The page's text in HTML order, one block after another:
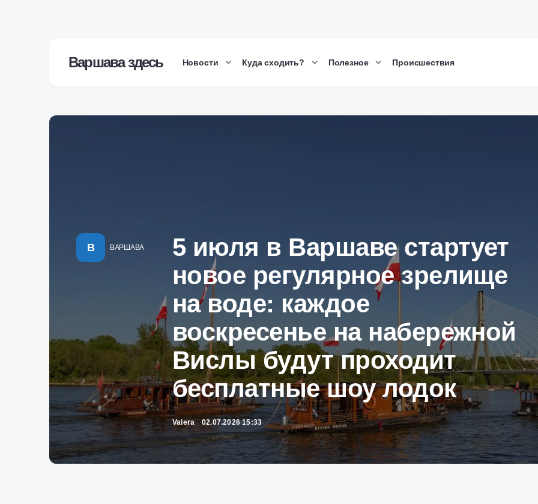
Варшава здесь Новости Куда сходить? Полезное Происшествия
В ВАРШАВА
5 июля в Варшаве стартует
новое регулярное зрелище
на воде: каждое
воскресенье на набережной
Вислы будут проходит
бесплатные шоу лодок
Valera 02.07.2026 15:33